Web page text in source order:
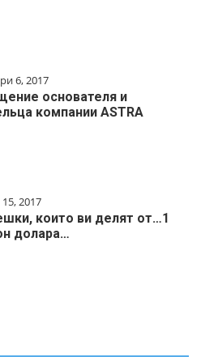
6, 2017
основателя и
компании ASTRA
2017
които ви делят от…1
дoлapa…